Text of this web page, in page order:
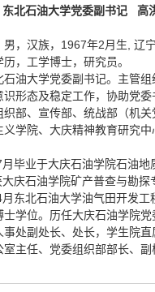
东北石油大学党委副书记 高
男，汉族，1967年2月生, 辽
，工学博士，研究员。
石油大学党委副书记。主管
识形态及稳定工作，协助党
织部、宣传部、统战部（机
义学院、大庆精神教育研究
毕业于大庆石油学院石油地
庆石油学院矿产普查与勘探
东北石油大学油气田开发工
士学位。历任大庆石油学院
处副处长、处长，学生院直
主任、党委组织部部长、副